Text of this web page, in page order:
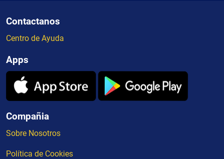
Contactanos
Centro de Ayuda
Apps
Compañia
Sobre Nosotros
Política de Cookies